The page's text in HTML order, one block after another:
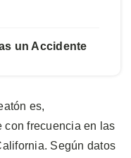
un Accidente
es,
con frecuencia en las
Según datos